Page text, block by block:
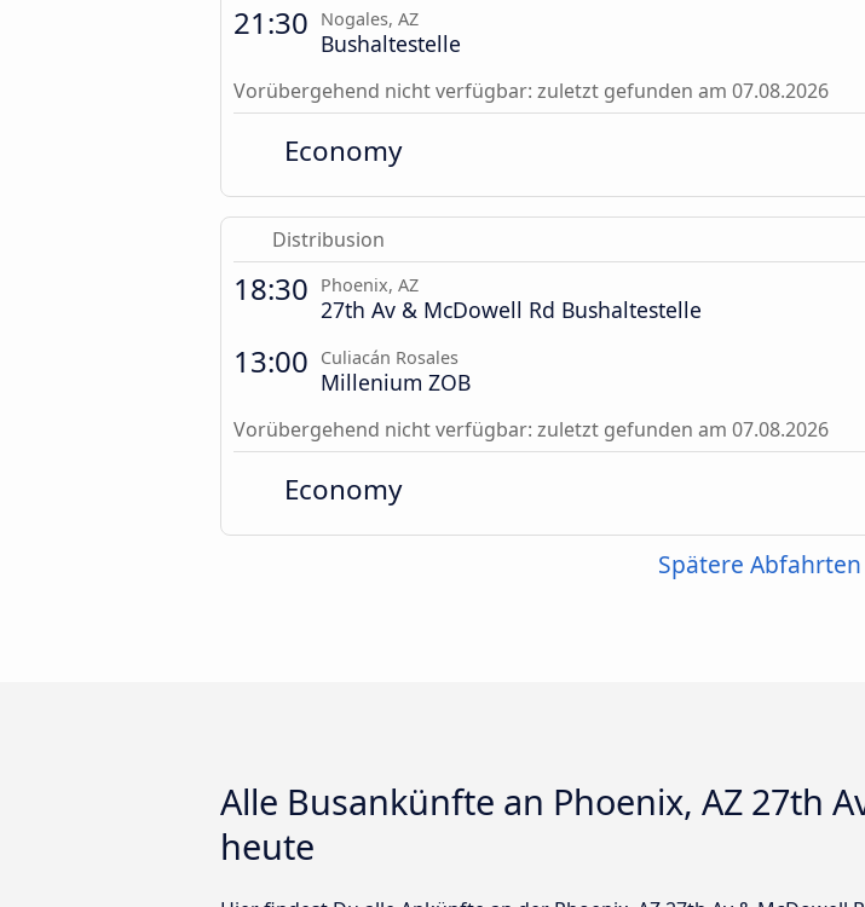
21:30 Nogales, AZ
Bushaltestelle
Vorübergehend nicht verfügbar: zuletzt gefunden am 07.08.2026
Economy
Distribusion
18:30 Phoenix, AZ
27th Av & McDowell Rd Bushaltestelle
13:00 Culiacán Rosales
Millenium ZOB
Vorübergehend nicht verfügbar: zuletzt gefunden am 07.08.2026
Economy
Spätere
Alle Busankünfte an Phoenix, AZ 27th
heute